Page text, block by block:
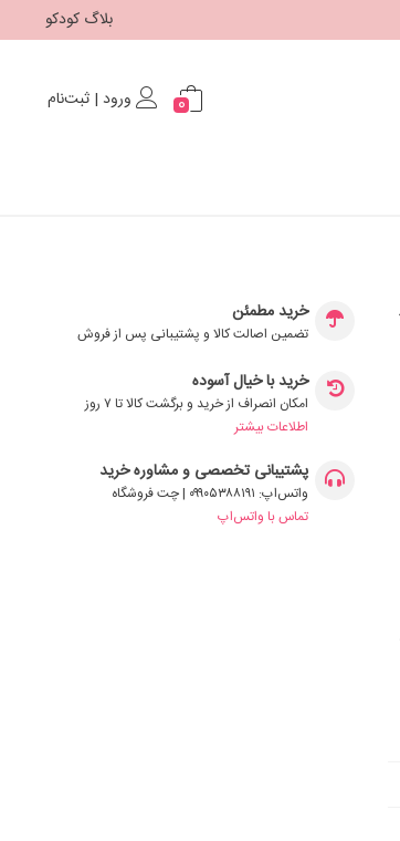
بلاگ کودکو
0 ورود | ثبت‌نام
خرید مطمئن
تضمین اصالت کالا و پشتیبانی پس از فروش
خرید با خیال آسوده
امکان انصراف از خرید و برگشت کالا تا ۷ روز
اطلاعات بیشتر
پشتیبانی تخصصی و مشاوره خرید
واتس‌اپ: ۰۹۹۰۵۳۸۸۱۹۱ | چت فروشگاه
تماس با واتس‌اپ